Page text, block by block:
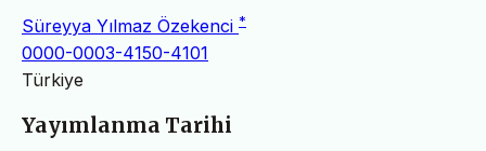
Süreyya Yılmaz Özekenci *
0000-0003-4150-4101
Türkiye
Yayımlanma Tarihi